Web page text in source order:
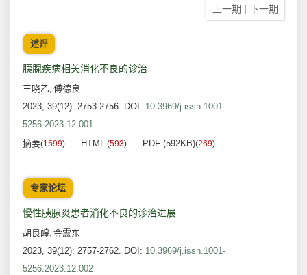
上一期 | 下一期
述评
胰腺疾病相关消化不良的诊治
王晓乙, 傅德良
2023, 39(12): 2753-2756. DOI: 10.3969/j.issn.1001-
5256.2023.12.001
摘要(1599) HTML (593) PDF (592KB)(269)
专家论坛
慢性胰腺炎患者消化不良的诊治进展
胡良皞, 金震东
2023, 39(12): 2757-2762. DOI: 10.3969/j.issn.1001-
5256.2023.12.002